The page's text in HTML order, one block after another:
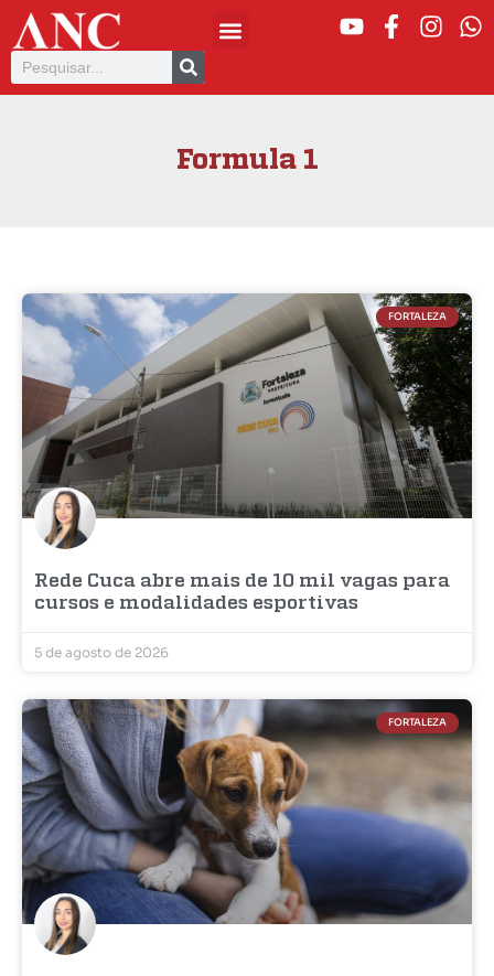
Formula 1
FORTALEZA
Rede Cuca abre mais de 10 mil vagas para
cursos e modalidades esportivas
5 de agosto de 2026
FORTALEZA